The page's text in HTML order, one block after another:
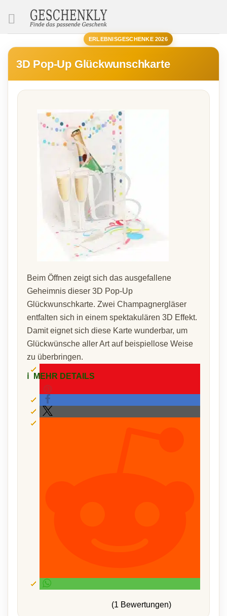
ERLEBNISGESCHENKE 2026
3D Pop-Up Glückwunschkarte
Beim Öffnen zeigt sich das ausgefallene
Geheimnis dieser 3D Pop-Up
Glückwunschkarte. Zwei Champagnergläser
entfalten sich in einem spektakulären 3D Effekt.
Damit eignet sich diese Karte wunderbar, um
Glückwünsche aller Art auf beispiellose Weise
zu überbringen.
ℹ️ MEHR DETAILS
(1 Bewertungen)